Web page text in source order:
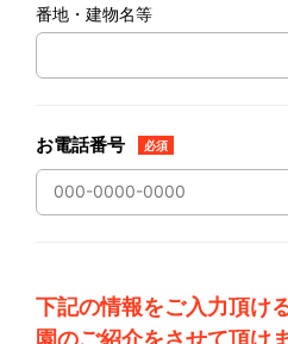
番地・建物名等
お電話番号 必須
下記の情報をご入力頂け
園のご紹介をさせて頂けま